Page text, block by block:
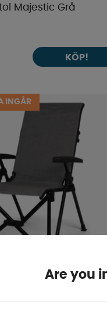
Majestic Grå
KÖP!
INGÅR
Grå
Are you